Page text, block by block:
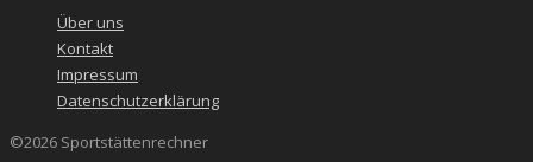
Über uns
Kontakt
Impressum
Datenschutzerklärung
©2026 Sportstättenrechner